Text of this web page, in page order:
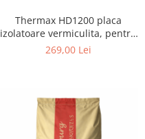
Thermax HD1200 placa
izolatoare vermiculita, pentru
focare, 500X610X30 mm
269,00 Lei